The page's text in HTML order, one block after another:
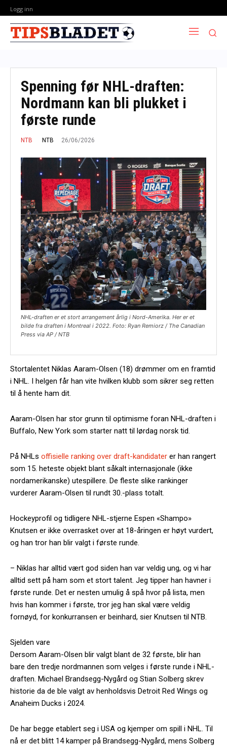
Logg inn
Spenning før NHL-draften:
Nordmann kan bli plukket i
første runde
NTB NTB 26/06/2026
NHL-draften er et stort arrangement årlig i Nord-Amerika. Her er et
bilde fra draften i Montreal i 2022. Foto: Ryan Remiorz / The Canadian
Press via AP / NTB
Stortalentet Niklas Aaram-Olsen (18) drømmer om en framtid
i NHL. I helgen får han vite hvilken klubb som sikrer seg retten
til å hente ham dit.
Aaram-Olsen har stor grunn til optimisme foran NHL-draften i
Buffalo, New York som starter natt til lørdag norsk tid.
På NHLs offisielle ranking over draft-kandidater er han rangert
som 15. heteste objekt blant såkalt internasjonale (ikke
nordamerikanske) utespillere. De fleste slike rankinger
vurderer Aaram-Olsen til rundt 30.-plass totalt.
Hockeyprofil og tidligere NHL-stjerne Espen «Shampo»
Knutsen er ikke overrasket over at 18-åringen er høyt vurdert,
og han tror han blir valgt i første runde.
– Niklas har alltid vært god siden han var veldig ung, og vi har
alltid sett på ham som et stort talent. Jeg tipper han havner i
første runde. Det er nesten umulig å spå hvor på lista, men
hvis han kommer i første, tror jeg han skal være veldig
fornøyd, for konkurransen er beinhard, sier Knutsen til NTB.
Sjelden vare
Dersom Aaram-Olsen blir valgt blant de 32 første, blir han
bare den tredje nordmannen som velges i første runde i NHL-
draften. Michael Brandsegg-Nygård og Stian Solberg skrev
historie da de ble valgt av henholdsvis Detroit Red Wings og
Anaheim Ducks i 2024.
De har begge etablert seg i USA og kjemper om spill i NHL. Til
nå er det blitt 14 kamper på Brandsegg-Nygård, mens Solberg